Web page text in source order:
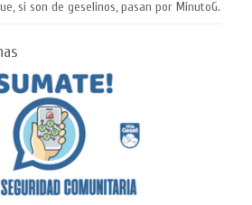
si son de geselinos, pasan por MinutoG.